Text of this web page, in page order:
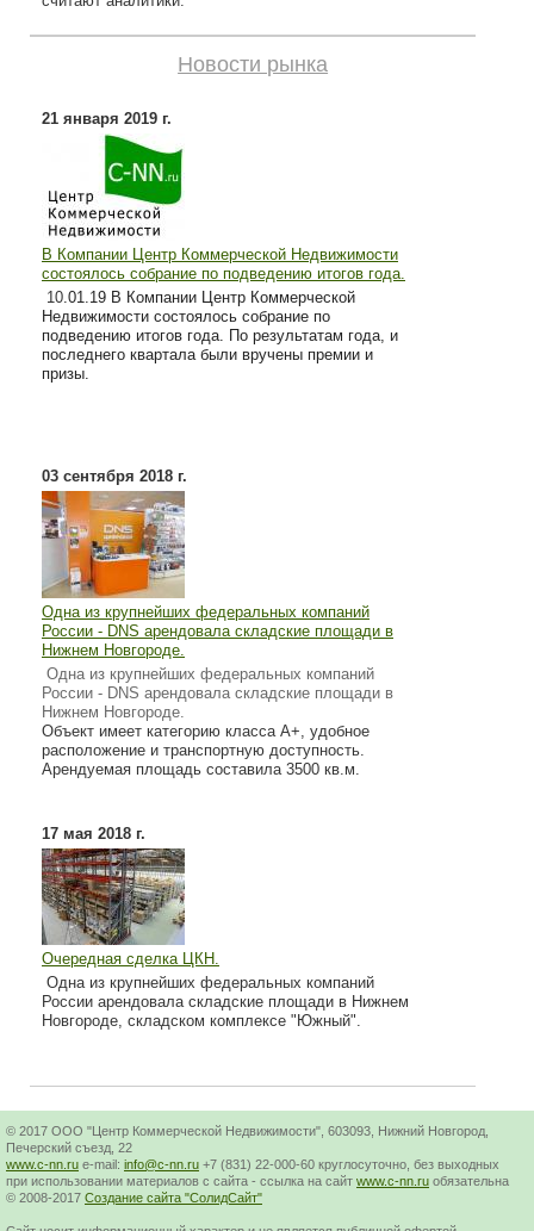
Новости рынка
21 января 2019 г.
В Компании Центр Коммерческой Недвижимости
состоялось собрание по подведению итогов года.
10.01.19 В Компании Центр Коммерческой
Недвижимости состоялось собрание по
подведению итогов года. По результатам года, и
последнего квартала были вручены премии и
призы.
03 сентября 2018 г.
Одна из крупнейших федеральных компаний
России - DNS арендовала складские площади в
Нижнем Новгороде.
Одна из крупнейших федеральных компаний
России - DNS арендовала складские площади в
Нижнем Новгороде.
Объект имеет категорию класса А+, удобное
расположение и транспортную доступность.
Арендуемая площадь составила 3500 кв.м.
17 мая 2018 г.
Очередная сделка ЦКН.
Одна из крупнейших федеральных компаний
России арендовала складские площади в Нижнем
Новгороде, складском комплексе "Южный".
© 2017 ООО "Центр Коммерческой Недвижимости", 603093, Нижний Новгород,
Печерский съезд, 22
www.c-nn.ru e-mail: info@c-nn.ru +7 (831) 22-000-60 круглосуточно, без выходных
при использовании материалов с сайта - ссылка на сайт www.c-nn.ru обязательна
© 2008-2017 Создание сайта "СолидСайт"